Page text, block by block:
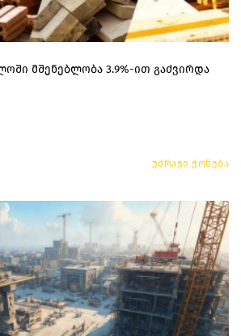
მშენებლობა 3.9%-ით გაძვირდა
უძრავი ქონება